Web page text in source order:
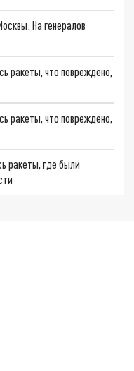
На генералов
ракеты, что повреждено,
ракеты, что повреждено,
ракеты, где были